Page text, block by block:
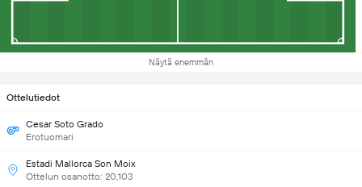
Näytä enemmän
Ottelutiedot
Cesar Soto Grado
Erotuomari
Estadi Mallorca Son Moix
Ottelun osanotto: 20,103